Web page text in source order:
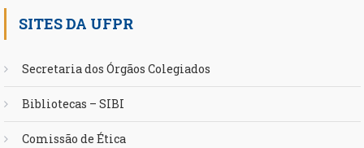
SITES DA UFPR
Secretaria dos Órgãos Colegiados
Bibliotecas – SIBI
Comissão de Ética